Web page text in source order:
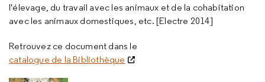
l'élevage, du travail avec les animaux et de la cohabitation
avec les animaux domestiques, etc. [Electre 2014]
Retrouvez ce document dans le
catalogue de la Bibliothèque